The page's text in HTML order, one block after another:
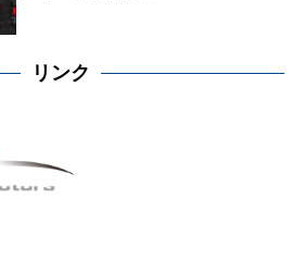
リンク